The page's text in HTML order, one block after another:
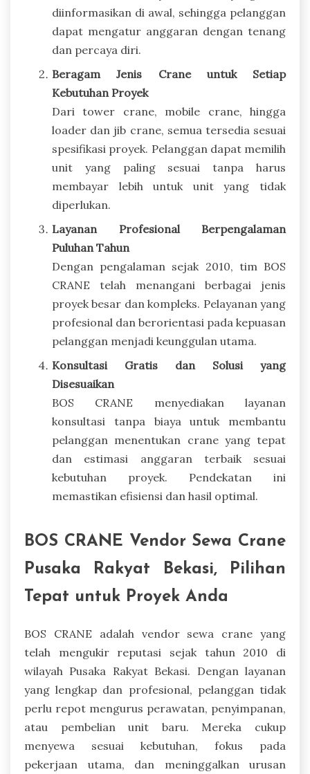
diinformasikan di awal, sehingga pelanggan
dapat mengatur anggaran dengan tenang
dan percaya diri.
Beragam Jenis Crane untuk Setiap
Kebutuhan Proyek
Dari tower crane, mobile crane, hingga
loader dan jib crane, semua tersedia sesuai
spesifikasi proyek. Pelanggan dapat memilih
unit yang paling sesuai tanpa harus
membayar lebih untuk unit yang tidak
diperlukan.
Layanan Profesional Berpengalaman
Puluhan Tahun
Dengan pengalaman sejak 2010, tim BOS
CRANE telah menangani berbagai jenis
proyek besar dan kompleks. Pelayanan yang
profesional dan berorientasi pada kepuasan
pelanggan menjadi keunggulan utama.
Konsultasi Gratis dan Solusi yang
Disesuaikan
BOS CRANE menyediakan layanan
konsultasi tanpa biaya untuk membantu
pelanggan menentukan crane yang tepat
dan estimasi anggaran terbaik sesuai
kebutuhan proyek. Pendekatan ini
memastikan efisiensi dan hasil optimal.
BOS CRANE Vendor Sewa Crane
Pusaka Rakyat Bekasi, Pilihan
Tepat untuk Proyek Anda
BOS CRANE adalah vendor sewa crane yang
telah mengukir reputasi sejak tahun 2010 di
wilayah Pusaka Rakyat Bekasi. Dengan layanan
yang lengkap dan profesional, pelanggan tidak
perlu repot mengurus perawatan, penyimpanan,
atau pembelian unit baru. Mereka cukup
menyewa sesuai kebutuhan, fokus pada
pekerjaan utama, dan meninggalkan urusan